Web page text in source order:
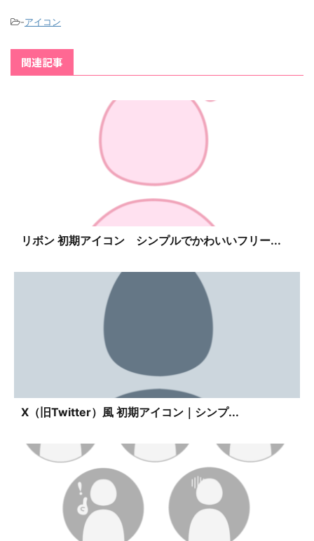
-アイコン
関連記事
リボン 初期アイコン シンプルでかわいいフリー...
X（旧Twitter）風 初期アイコン｜シンプ...